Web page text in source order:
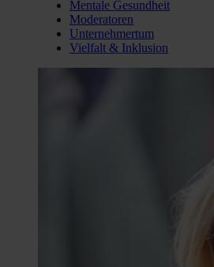
Mentale Gesundheit
Moderatoren
Unternehmertum
Vielfalt & Inklusion